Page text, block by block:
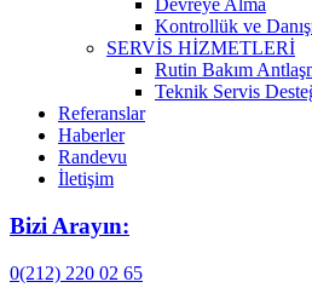
Devreye Alma
Kontrollük ve
SERVİS HİZMETLERİ
Rutin Bakım
Teknik Servis
Referanslar
Haberler
Randevu
İletişim
Bizi Arayın:
0(212) 220 02 65